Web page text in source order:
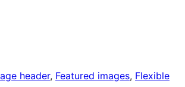
header, Featured images, Flexible